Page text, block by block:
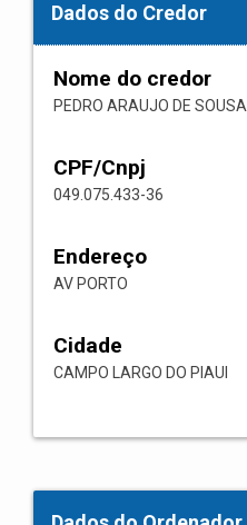
Dados do Credor
Nome do credor
PEDRO ARAUJO DE SOUSA
CPF/Cnpj
049.075.433-36
Endereço
AV PORTO
Cidade
CAMPO LARGO DO PIAUI